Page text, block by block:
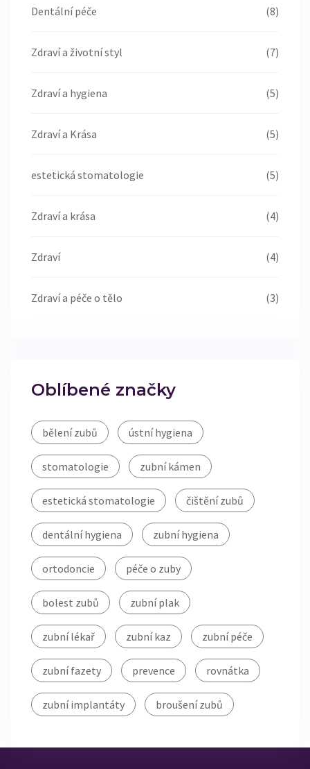
Dentální péče (8)
Zdraví a životní styl (7)
Zdraví a hygiena (5)
Zdraví a Krása (5)
estetická stomatologie (5)
Zdraví a krása (4)
Zdraví (4)
Zdraví a péče o tělo (3)
Oblíbené značky
bělení zubů ústní hygiena
stomatologie zubní kámen
estetická stomatologie čištění zubů
dentální hygiena zubní hygiena
ortodoncie péče o zuby
bolest zubů zubní plak
zubní lékař zubní kaz zubní péče
zubní fazety prevence rovnátka
zubní implantáty broušení zubů